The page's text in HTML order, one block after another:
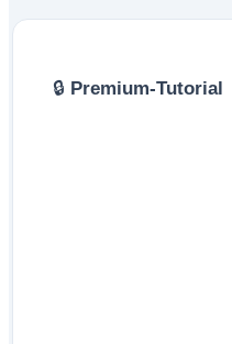
🔒 Premium-Tutorial